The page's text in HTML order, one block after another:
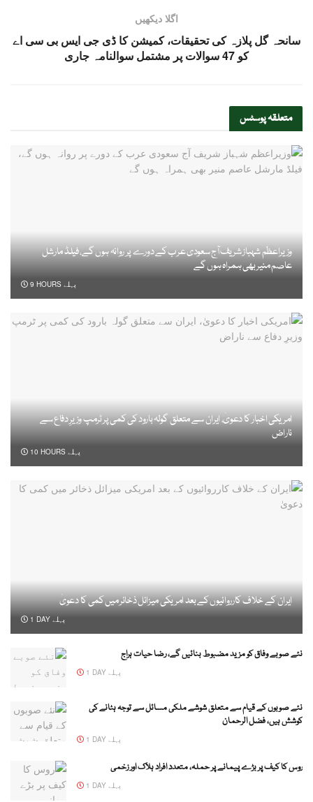
اگلا دیکھیں
سانحہ گل پلازہ کی تحقیقات، کمیشن کا ڈی جی ایس بی سی اے
کو 47 سوالات پر مشتمل سوالنامہ جاری
متعلقہپوسٹس
وزیراعظم شہباز شریف آج سعودی عرب کے دورے پر روانہ ہوں گے، فیلڈ مارشل
عاصم منیر بھی ہمراہ ہوں گے
9 HOURS پہلے
امریکی اخبار کا دعویٰ، ایران سے متعلق گولہ بارود کی کمی پر ٹرمپ وزیرِ دفاع سے
ناراض
10 HOURS پہلے
ایران کے خلاف کارروائیوں کے بعد امریکی میزائل ذخائر میں کمی کا دعویٰ
1 DAY پہلے
نئے صوبے وفاق کو مزید مضبوط بنائیں گے، رضا حیات ہراج
1 DAY پہلے
نئے صوبوں کے قیام سے متعلق شوشے ملکی مسائل سے توجہ ہٹانے کی
کوشش ہیں، فضل الرحمان
1 DAY پہلے
روس کا کیف پر بڑے پیمانے پر حملہ، متعدد افراد ہلاک اور زخمی
1 DAY پہلے